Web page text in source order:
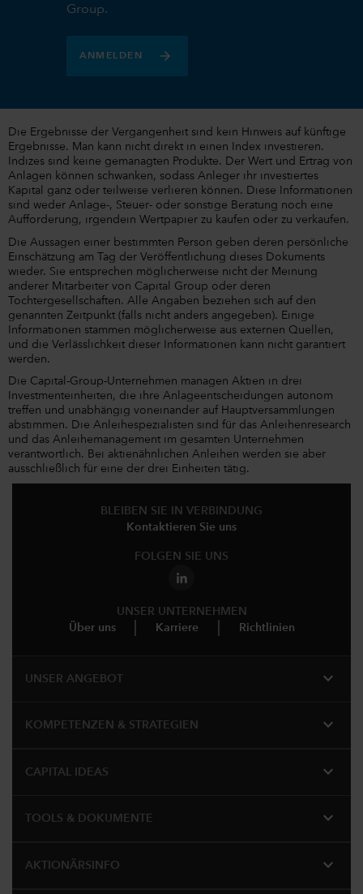
Group.
ANMELDEN
Die Ergebnisse der Vergangenheit sind kein Hinweis auf künftige
Ergebnisse. Man kann nicht direkt in einen Index investieren.
Indizes sind keine gemanagten Produkte. Der Wert und Ertrag von
Anlagen können schwanken, sodass Anleger ihr investiertes
Kapital ganz oder teilweise verlieren können. Diese Informationen
sind weder Anlage-, Steuer- oder sonstige Beratung noch eine
Aufforderung, irgendein Wertpapier zu kaufen oder zu verkaufen.
Die Aussagen einer bestimmten Person geben deren persönliche
Einschätzung am Tag der Veröffentlichung dieses Dokuments
wieder. Sie entsprechen möglicherweise nicht der Meinung
anderer Mitarbeiter von Capital Group oder deren
Tochtergesellschaften. Alle Angaben beziehen sich auf den
genannten Zeitpunkt (falls nicht anders angegeben). Einige
Informationen stammen möglicherweise aus externen Quellen,
und die Verlässlichkeit dieser Informationen kann nicht garantiert
werden.
Die Capital-Group-Unternehmen managen Aktien in drei
Investmenteinheiten, die ihre Anlageentscheidungen autonom
treffen und unabhängig voneinander auf Hauptversammlungen
abstimmen. Die Anleihespezialisten sind für das Anleihenresearch
und das Anleihemanagement im gesamten Unternehmen
verantwortlich. Bei aktienähnlichen Anleihen werden sie aber
ausschließlich für eine der drei Einheiten tätig.
BLEIBEN SIE IN VERBINDUNG
Kontaktieren Sie uns
FOLGEN SIE UNS
UNSER UNTERNEHMEN
Über uns
Karriere Richtlinien
UNSER ANGEBOT expand_more
KOMPETENZEN & STRATEGIEN expand_more
CAPITAL IDEAS expand_more
TOOLS & DOKUMENTE expand_more
AKTIONÄRSINFO expand_more